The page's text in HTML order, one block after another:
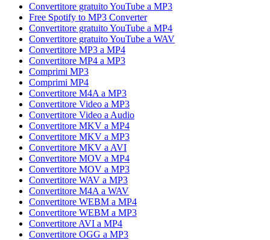
Convertitore gratuito YouTube a MP3
Free Spotify to MP3 Converter
Convertitore gratuito YouTube a MP4
Convertitore gratuito YouTube a WAV
Convertitore MP3 a MP4
Convertitore MP4 a MP3
Comprimi MP3
Comprimi MP4
Convertitore M4A a MP3
Convertitore Video a MP3
Convertitore Video a Audio
Convertitore MKV a MP4
Convertitore MKV a MP3
Convertitore MKV a AVI
Convertitore MOV a MP4
Convertitore MOV a MP3
Convertitore WAV a MP3
Convertitore M4A a WAV
Convertitore WEBM a MP4
Convertitore WEBM a MP3
Convertitore AVI a MP4
Convertitore OGG a MP3